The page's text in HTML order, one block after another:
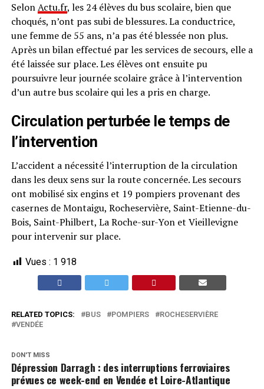
SelonActu.fr, les 24 élèves du bus scolaire, bien que
choqués, n’ont pas subi de blessures. La conductrice,
une femme de 55 ans, n’a pas été blessée non plus.
Après un bilan effectué par les services de secours, elle a
été laissée sur place. Les élèves ont ensuite pu
poursuivre leur journée scolaire grâce à l’intervention
d’un autre bus scolaire qui les a pris en charge.
Circulation perturbée le temps de
l’intervention
L’accident a nécessité l’interruption de la circulation
dans les deux sens sur la route concernée. Les secours
ont mobilisé six engins et 19 pompiers provenant des
casernes de Montaigu, Rocheservière, Saint-Etienne-du-
Bois, Saint-Philbert, La Roche-sur-Yon et Vieillevigne
pour intervenir sur place.
Vues : 1 918
RELATED TOPICS: BUS POMPIERS
ROCHESERVIÈRE
VENDÉE
DON'T MISS
Dépression Darragh : des interruptions ferroviaires
prévues ce week-end en Vendée et Loire-Atlantique